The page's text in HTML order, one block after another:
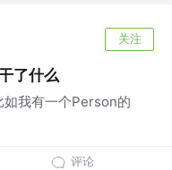
关注
了什么
如我有一个Person的
评论